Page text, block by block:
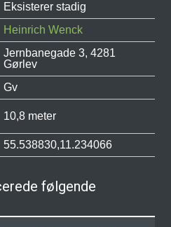
Eksisterer stadig
Heinrich Wenck
Jernbanegade 3, 4281
Gørlev
Gv
10,8 meter
55.538830,11.234066
følgende